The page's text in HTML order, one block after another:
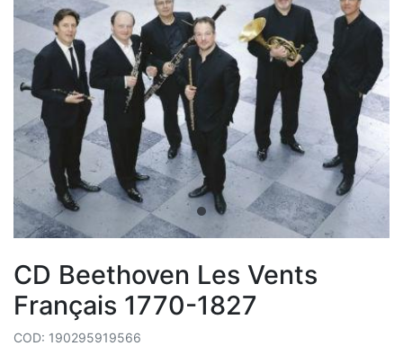
CD Beethoven Les Vents
Français 1770-1827
COD: 190295919566